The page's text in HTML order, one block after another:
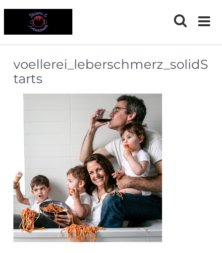
voellerei_leberschmerz_solidS
tarts